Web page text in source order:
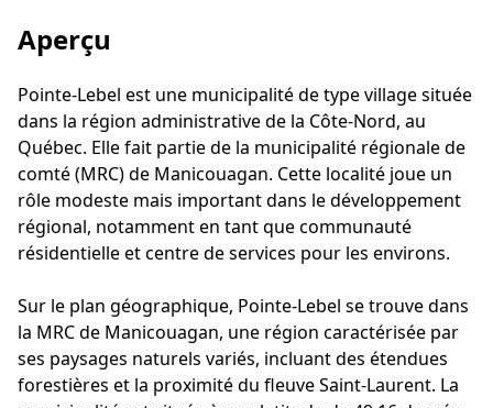
Aperçu
Pointe-Lebel est une municipalité de type village située
dans la région administrative de la Côte-Nord, au
Québec. Elle fait partie de la municipalité régionale de
comté (MRC) de Manicouagan. Cette localité joue un
rôle modeste mais important dans le développement
régional, notamment en tant que communauté
résidentielle et centre de services pour les environs.
Sur le plan géographique, Pointe-Lebel se trouve dans
la MRC de Manicouagan, une région caractérisée par
ses paysages naturels variés, incluant des étendues
forestières et la proximité du fleuve Saint-Laurent. La